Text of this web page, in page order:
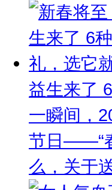
益生来了
一瞬间，
节日——“
么，关于